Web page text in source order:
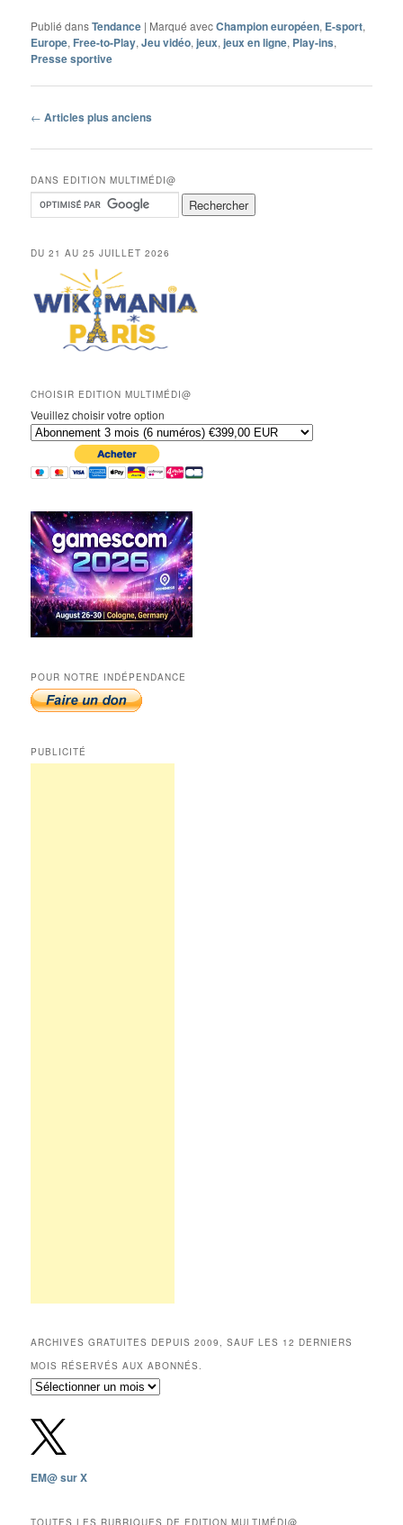
Publié dansTendance | Marqué avecChampion européen, E-sport,
Europe, Free-to-Play,Jeu vidéo,jeux,jeux en ligne, Play-ins,
Presse sportive
Navigation
articles
← Articles plus anciens
DANS EDITION MULTIMÉDI@
DU 21 AU 25 JUILLET 2026
CHOISIR EDITION MULTIMÉDI@
Veuillez choisir votre option
POUR NOTRE INDÉPENDANCE
PUBLICITÉ
ARCHIVES GRATUITES DEPUIS 2009, SAUF LES 12 DERNIERS
MOIS RÉSERVÉS AUX ABONNÉS.
Archives
depuis
2009,
sauf
les
mois
EM@ sur X
TOUTES LES RUBRIQUES DE EDITION MULTIMÉDI@